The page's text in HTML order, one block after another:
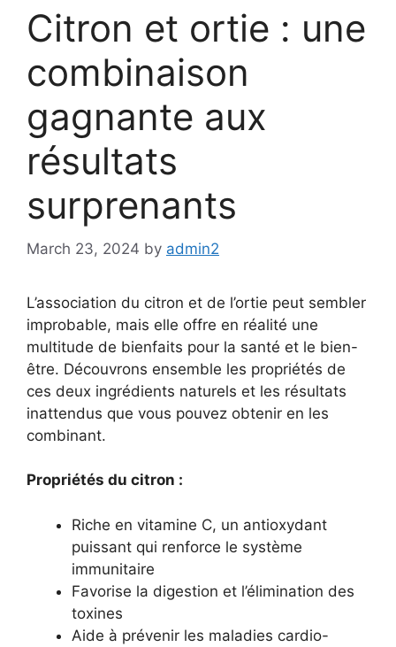
Citron et ortie : une
combinaison
gagnante aux
résultats
surprenants
March 23, 2024 by admin2
L’association du citron et de l’ortie peut sembler
improbable, mais elle offre en réalité une
multitude de bienfaits pour la santé et le bien-
être. Découvrons ensemble les propriétés de
ces deux ingrédients naturels et les résultats
inattendus que vous pouvez obtenir en les
combinant.
Propriétés du citron :
Riche en vitamine C, un antioxydant
puissant qui renforce le système
immunitaire
Favorise la digestion et l’élimination des
toxines
Aide à prévenir les maladies cardio-